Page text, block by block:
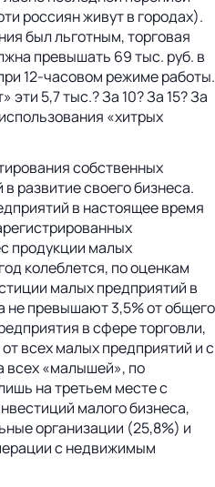
россиян живут в городах).
был льготным, торговая
превышать 69 тыс. руб. в
12-часовом режиме работы.
эти 5,7 тыс.? За 10? За 15? За
«хитрых
собственных
развитие своего бизнеса.
в настоящее время
продукции малых
колеблется, по оценкам
малых предприятий в
не превышают 3,5% от общего
в сфере торговли,
всех малых предприятий и с
всех «малышей», по
на третьем месте с
малого бизнеса,
организации (25,8%) и
с недвижимым